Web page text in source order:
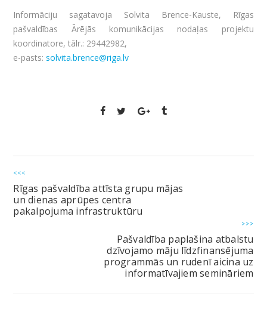
Informāciju sagatavoja Solvita Brence-Kauste, Rīgas
pašvaldības Ārējās komunikācijas nodaļas projektu
koordinatore, tālr.: 29442982,
e-pasts:solvita.brence@riga.lv
<<<
Rīgas pašvaldība attīsta grupu mājas
un dienas aprūpes centra
pakalpojuma infrastruktūru
>>>
Pašvaldība paplašina atbalstu
dzīvojamo māju līdzfinansējuma
programmās un rudenī aicina uz
informatīvajiem semināriem